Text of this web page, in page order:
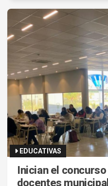
EDUCATIVAS
Inician el
docentes